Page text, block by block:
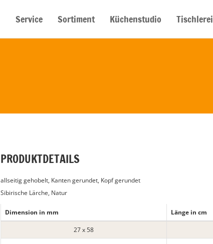
Service Sortiment Küchenstudio Tischlerei
PRODUKTDETAILS
allseitig gehobelt, Kanten gerundet, Kopf gerundet
Sibirische Lärche, Natur
Dimension in mm Länge in cm
27 x 58